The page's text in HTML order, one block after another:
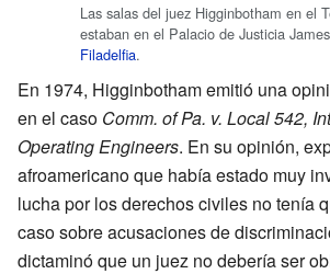
Las salas del juez Higginbotham en el
estaban en el Palacio de Justicia
Filadelfia.
En 1974, Higginbotham emitió una
en el caso Comm. of Pa. v. Local 542,
Operating Engineers. En su opinión,
afroamericano que había estado muy
lucha por los derechos civiles no tenía
caso sobre acusaciones de
dictaminó que un juez no debería ser